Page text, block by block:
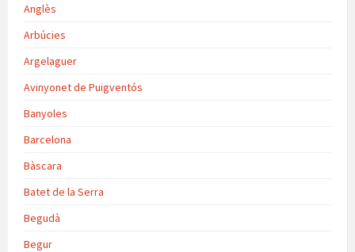
Anglès
Arbúcies
Argelaguer
Avinyonet de Puigventós
Banyoles
Barcelona
Bàscara
Batet de la Serra
Begudà
Begur